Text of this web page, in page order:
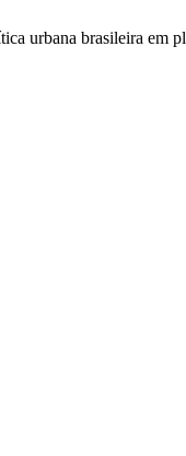
urbana brasileira em